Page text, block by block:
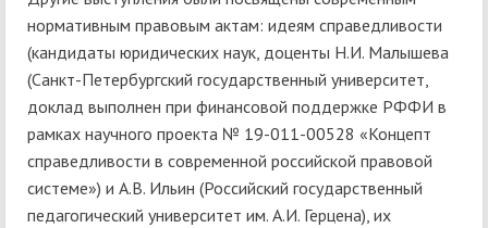
нормативным правовым актам: идеям справедливости
(кандидаты юридических наук, доценты Н.И. Малышева
(Санкт-Петербургский государственный университет,
доклад выполнен при финансовой поддержке РФФИ в
рамках научного проекта № 19-011-00528 «Концепт
справедливости в современной российской правовой
системе») и А.В. Ильин (Российский государственный
педагогический университет им. А.И. Герцена), их